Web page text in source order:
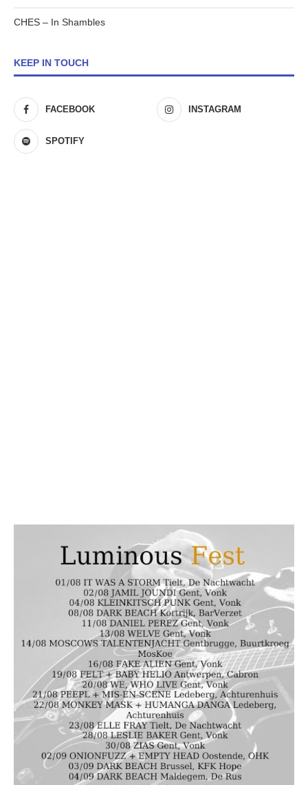
CHES – In Shambles
KEEP IN TOUCH
FACEBOOK INSTAGRAM
SPOTIFY